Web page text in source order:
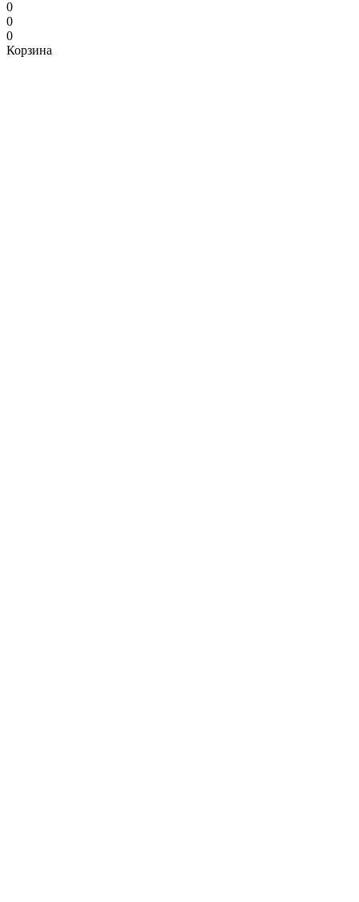
0
0
0
Корзина